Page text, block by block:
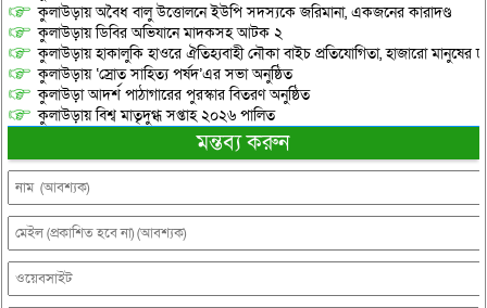
কুলাউড়ায় অবৈধ বালু উত্তোলনে ইউপি সদস্যকে জরিমানা, একজনের কারাদণ্ড
কুলাউড়ায় ডিবির অভিযানে মাদকসহ আটক ২
কুলাউড়ায় হাকালুকি হাওরে ঐতিহ্যবাহী নৌকা বাইচ প্রতিযোগিতা, হাজারো মানুষের
কুলাউড়ায় ‘স্রোত সাহিত্য পর্ষদ’এর সভা অনুষ্ঠিত
কুলাউড়া আদর্শ পাঠাগারের পুরস্কার বিতরণ অনুষ্ঠিত
কুলাউড়ায় বিশ্ব মাতৃদুগ্ধ সপ্তাহ ২০২৬ পালিত
মন্তব্য করুন